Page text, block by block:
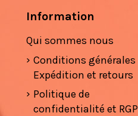
Information
Qui sommes nous
Conditions générales
Expédition et retours
Politique de
confidentialité et